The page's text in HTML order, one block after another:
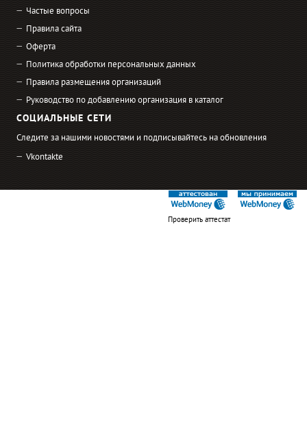
Частые вопросы
Правила сайта
Оферта
Политика обработки персональных данных
Правила размещения организаций
Руководство по добавлению организация в каталог
СОЦИАЛЬНЫЕ СЕТИ
Следите за нашими новостями и подписывайтесь на обновления
Vkontakte
Проверить аттестат